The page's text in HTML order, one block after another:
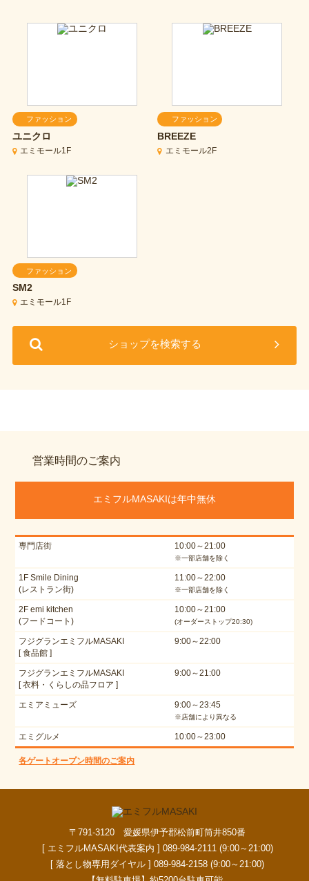
ファッション
ユニクロ
エミモール1F
ファッション
BREEZE
エミモール2F
ファッション
SM2
エミモール1F
ショップを検索する
営業時間のご案内
エミフルMASAKIは年中無休
専門店街 10:00～21:00
※一部店舗を除く
1F Smile Dining
(レストラン街)
11:00～22:00
※一部店舗を除く
2F emi kitchen
(フードコート)
10:00～21:00
(オーダーストップ20:30)
フジグランエミフルMASAKI
[ 食品館 ]
9:00～22:00
フジグランエミフルMASAKI
[ 衣料・くらしの品フロア ]
9:00～21:00
エミアミューズ 9:00～23:45
※店舗により異なる
エミグルメ 10:00～23:00
各ゲートオープン時間のご案内
〒791-3120 愛媛県伊予郡松前町筒井850番
[ エミフルMASAKI代表案内 ] 089-984-2111 (9:00～21:00)
[ 落とし物専用ダイヤル ] 089-984-2158 (9:00～21:00)